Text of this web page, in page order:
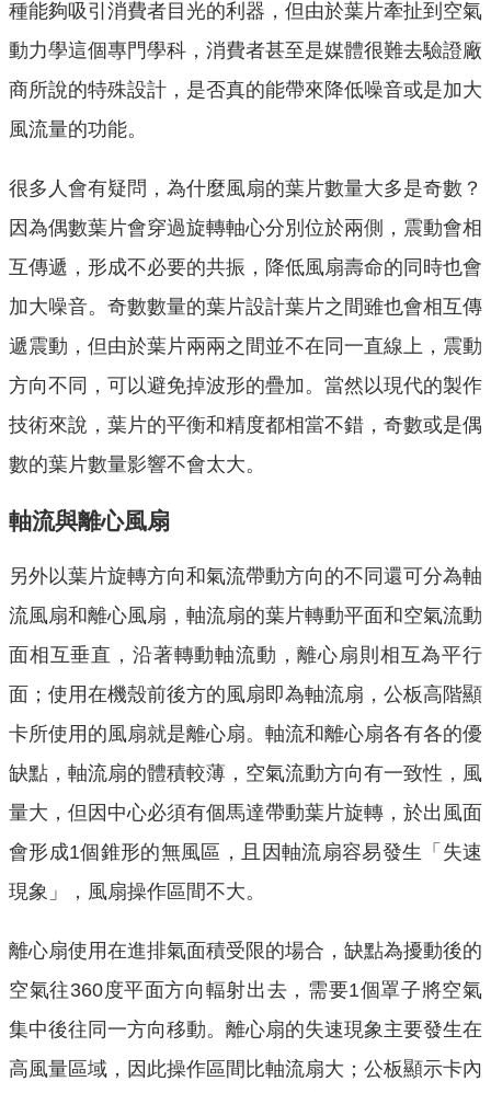
種能夠吸引消費者目光的利器，但由於葉片牽扯到空氣
動力學這個專門學科，消費者甚至是媒體很難去驗證廠
商所說的特殊設計，是否真的能帶來降低噪音或是加大
風流量的功能。
很多人會有疑問，為什麼風扇的葉片數量大多是奇數？
因為偶數葉片會穿過旋轉軸心分別位於兩側，震動會相
互傳遞，形成不必要的共振，降低風扇壽命的同時也會
加大噪音。奇數數量的葉片設計葉片之間雖也會相互傳
遞震動，但由於葉片兩兩之間並不在同一直線上，震動
方向不同，可以避免掉波形的疊加。當然以現代的製作
技術來說，葉片的平衡和精度都相當不錯，奇數或是偶
數的葉片數量影響不會太大。
軸流與離心風扇
另外以葉片旋轉方向和氣流帶動方向的不同還可分為軸
流風扇和離心風扇，軸流扇的葉片轉動平面和空氣流動
面相互垂直，沿著轉動軸流動，離心扇則相互為平行
面；使用在機殼前後方的風扇即為軸流扇，公板高階顯
卡所使用的風扇就是離心扇。軸流和離心扇各有各的優
缺點，軸流扇的體積較薄，空氣流動方向有一致性，風
量大，但因中心必須有個馬達帶動葉片旋轉，於出風面
會形成1個錐形的無風區，且因軸流扇容易發生「失速
現象」，風扇操作區間不大。
離心扇使用在進排氣面積受限的場合，缺點為擾動後的
空氣往360度平面方向輻射出去，需要1個罩子將空氣
集中後往同一方向移動。離心扇的失速現象主要發生在
高風量區域，因此操作區間比軸流扇大；公板顯示卡內